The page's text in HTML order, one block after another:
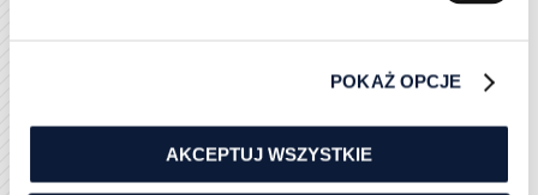
POKAŻ OPCJE
AKCEPTUJ WSZYSTKIE
W przypadku, gdy decydujemy się na współpracę z
firmą marketingową, to koszty są bardziej elastyczne,
a zależne od tego czy udostępniamy własny serwer
czy przeprowadzamy kampanie na serwerze
dostawcy oraz oczywiście wielkości samej listy.